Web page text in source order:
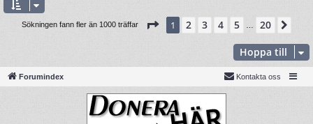
Sökningen fann fler än 1000 träffar Sida 1av20
1 2 3 4 5 20
Hoppa till
Forumindex Kontakta oss